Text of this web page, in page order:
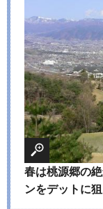
春は桃源郷の
ンをデットに